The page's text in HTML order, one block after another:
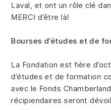
Laval, et ont un rôle clé
MERCI d’être là!
Bourses d’études et de
La Fondation est fière
d’études et de formation
avec le Fonds
récipiendaires seront